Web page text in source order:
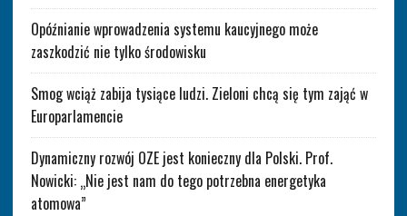
Opóźnianie wprowadzenia systemu kaucyjnego może
zaszkodzić nie tylko środowisku
Smog wciąż zabija tysiące ludzi. Zieloni chcą się tym zająć w
Europarlamencie
Dynamiczny rozwój OZE jest konieczny dla Polski. Prof.
Nowicki: „Nie jest nam do tego potrzebna energetyka
atomowa”